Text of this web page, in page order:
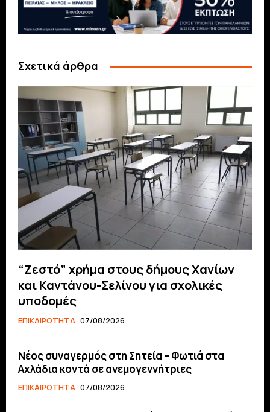
Σχετικά άρθρα
“Ζεστό” χρήμα στους δήμους Χανίων
και Καντάνου-Σελίνου για σχολικές
υποδομές
ΕΠΙΚΑΙΡΟΤΗΤΑ 07/08/2026
Νέος συναγερμός στη Σητεία – Φωτιά στα
Αχλάδια κοντά σε ανεμογεννήτριες
ΕΠΙΚΑΙΡΟΤΗΤΑ 07/08/2026